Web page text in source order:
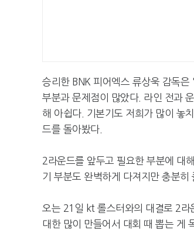
승리한 BNK 피어엑스 류상욱 감독
부분과 문제점이 많았다. 라인 전과
해 아쉽다. 기본기도 저희가 많이 놓
드를 돌아봤다.
2라운드를 앞두고 필요한 부분에 대
기 부분도 완벽하게 다져지만 충분히
오는 21일 kt 롤스터와의 대결로 2라
대한 많이 만들어서 대회 때 뽑는 게